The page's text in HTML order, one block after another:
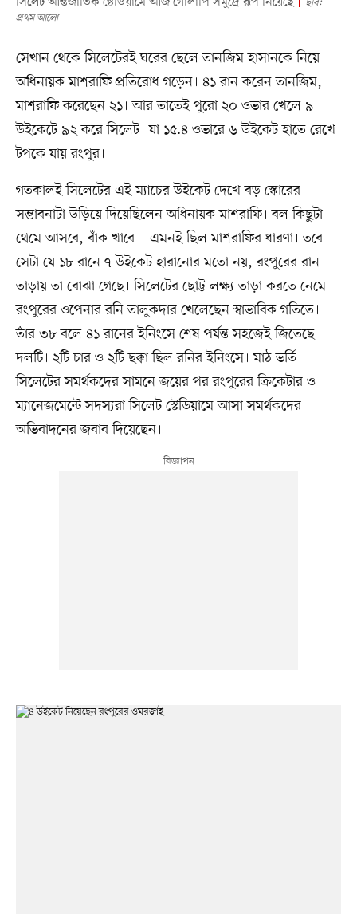
ছবি:
প্রথম আলো
সেখান থেকে সিলেটেরই ঘরের ছেলে তানজিম হাসানকে নিয়ে
অধিনায়ক মাশরাফি প্রতিরোধ গড়েন। ৪১ রান করেন তানজিম,
মাশরাফি করেছেন ২১। আর তাতেই পুরো ২০ ওভার খেলে ৯
উইকেটে ৯২ করে সিলেট। যা ১৫.৪ ওভারে ৬ উইকেট হাতে রেখে
টপকে যায় রংপুর।
গতকালই সিলেটের এই ম্যাচের উইকেট দেখে বড় স্কোরের
সম্ভাবনাটা উড়িয়ে দিয়েছিলেন অধিনায়ক মাশরাফি। বল কিছুটা
থেমে আসবে, বাঁক খাবে—এমনই ছিল মাশরাফির ধারণা। তবে
সেটা যে ১৮ রানে ৭ উইকেট হারানোর মতো নয়, রংপুরের রান
তাড়ায় তা বোঝা গেছে। সিলেটের ছোট্ট লক্ষ্য তাড়া করতে নেমে
রংপুরের ওপেনার রনি তালুকদার খেলেছেন স্বাভাবিক গতিতে।
তাঁর ৩৮ বলে ৪১ রানের ইনিংসে শেষ পর্যন্ত সহজেই জিতেছে
দলটি। ২টি চার ও ২টি ছক্কা ছিল রনির ইনিংসে। মাঠ ভর্তি
সিলেটের সমর্থকদের সামনে জয়ের পর রংপুরের ক্রিকেটার ও
ম্যানেজমেন্টে সদস্যরা সিলেট স্টেডিয়ামে আসা সমর্থকদের
অভিবাদনের জবাব দিয়েছেন।